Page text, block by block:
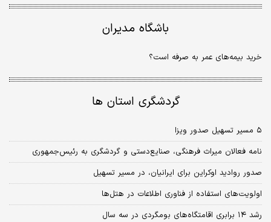
باشگاه مدیران
خرید بیمه‌های عمر به صرفه است؟
گردشگری استان ها
۵ مسیر تسهیل صدور ویزا
نامه فعالان میراث فرهنگی، صنایع‌دستی و گردشگری به رئیس‌جمهوری
صدور روادید اوکراین برای ایرانیان، در مسیر تسهیل
اولویت‌های استفاده از فناوری اطلاعات در هتل‌ها
رشد ۱۴ برابری اقامتگاه‌های بومگردی در سه سال